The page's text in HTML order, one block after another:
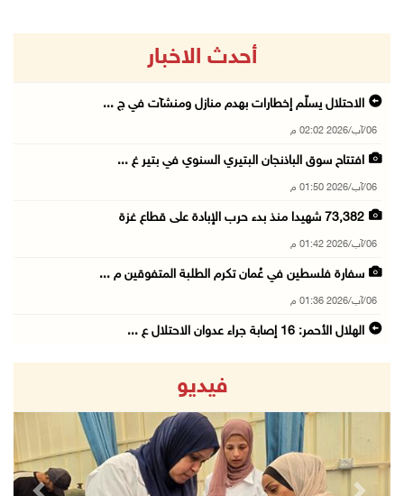
أحدث الاخبار
الاحتلال يسلّم إخطارات بهدم منازل ومنشآت في ج ...
06/آب/2026 02:02 م
افتتاح سوق الباذنجان البتيري السنوي في بتير غ ...
06/آب/2026 01:50 م
73,382 شهيدا منذ بدء حرب الإبادة على قطاع غزة
06/آب/2026 01:42 م
سفارة فلسطين في عُمان تكرم الطلبة المتفوقين م ...
06/آب/2026 01:36 م
الهلال الأحمر: 16 إصابة جراء عدوان الاحتلال ع ...
الحسيني يبحث مع ممثلة الهند لدى دولة فلسطين ت ...
06/آب/2026 01:19 م
إنجاز فلسطين تطلق معرض "Eco-Expo 2026" تتويجا ...
06/آب/2026 01:18 م
فيديو